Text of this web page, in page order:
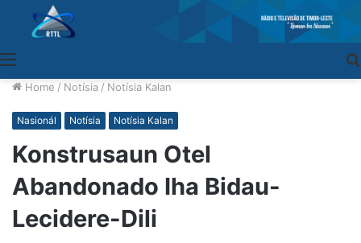
Home / Notísia / Notísia Kalan
Nasionál Notísia Notísia Kalan
Konstrusaun Otel
Abandonado Iha Bidau-
Lecidere-Dili